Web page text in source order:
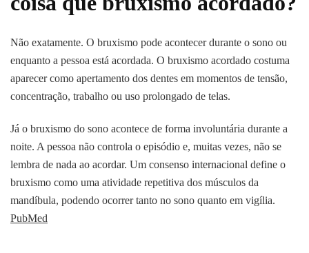
Não exatamente. O bruxismo pode acontecer durante o sono ou
enquanto a pessoa está acordada. O bruxismo acordado costuma
aparecer como apertamento dos dentes em momentos de tensão,
concentração, trabalho ou uso prolongado de telas.
Já o bruxismo do sono acontece de forma involuntária durante a
noite. A pessoa não controla o episódio e, muitas vezes, não se
lembra de nada ao acordar. Um consenso internacional define o
bruxismo como uma atividade repetitiva dos músculos da
mandíbula, podendo ocorrer tanto no sono quanto em vigília.
PubMed